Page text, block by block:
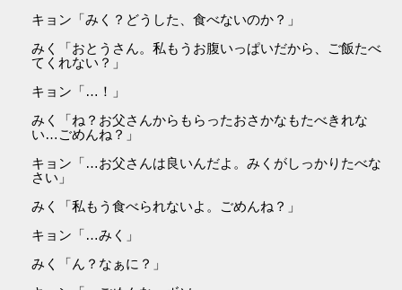
キョン「みく？どうした、食べないのか？」
みく「おとうさん。私もうお腹いっぱいだから、ご飯たべ
てくれない？」
キョン「…！」
みく「ね？お父さんからもらったおさかなもたべきれな
い…ごめんね？」
キョン「…お父さんは良いんだよ。みくがしっかりたべな
さい」
みく「私もう食べられないよ。ごめんね？」
キョン「…みく」
みく「ん？なぁに？」